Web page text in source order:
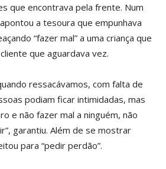
que encontrava pela frente. Num
a tesoura que empunhava
“fazer mal” a uma criança que
que aguardava vez.
ressacávamos, com falta de
podiam ficar intimidadas, mas
e não fazer mal a ninguém, não
garantiu. Além de se mostrar
para “pedir perdão”.